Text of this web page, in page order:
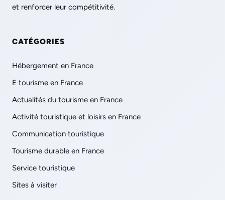
et renforcer leur compétitivité.
CATÉGORIES
Hébergement en France
E tourisme en France
Actualités du tourisme en France
Activité touristique et loisirs en France
Communication touristique
Tourisme durable en France
Service touristique
Sites à visiter